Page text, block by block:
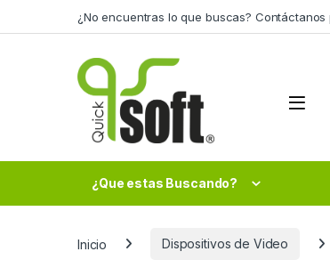
¿No encuentras lo que buscas?
¿Que estas Buscando?
Inicio Dispositivos de Video